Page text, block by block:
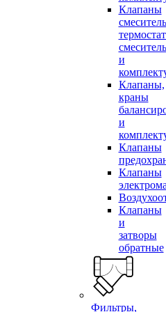
Клапаны
и
Клапаны,
краны
и
Клапаны
Клапаны
Клапаны
и
затворы
обратные
Фильтры,